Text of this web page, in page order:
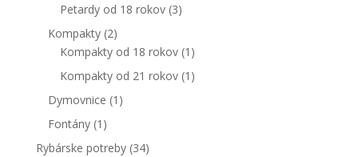
Petardy od 18 rokov (3)
Kompakty (2)
Kompakty od 18 rokov (1)
Kompakty od 21 rokov (1)
Dymovnice (1)
Fontány (1)
Rybárske potreby (34)